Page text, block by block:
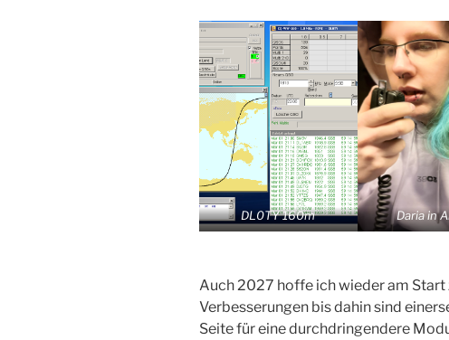
DL0TY 160m Daria in
Auch 2027 hoffe ich wieder am Start
Verbesserungen bis dahin sind
Seite für eine durchdringendere